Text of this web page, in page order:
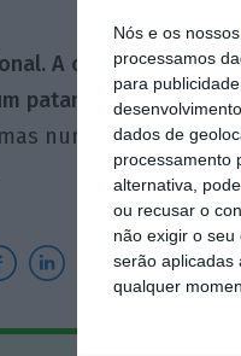
Nós e os
processamos
para
dados de
processamento
alternativa,
ou recusar o
não exigir o
serão aplicadas
qualquer
A corrupção é
patamar mais alto.A
nunca terá um